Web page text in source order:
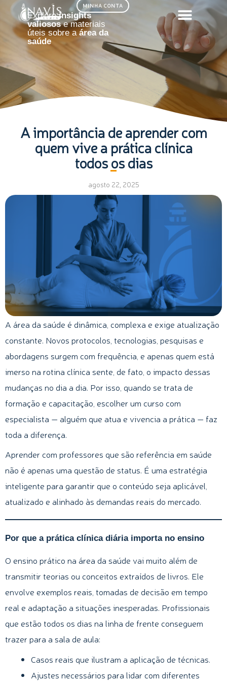
para
conteúdo
MINHA CONTA
Exploreinsights
valiosose materiais
úteis sobre aárea da
saúde
A importância de aprender com
quem vive a prática clínica
todos os dias
agosto 22, 2025
A área da saúde é dinâmica, complexa e exige atualização
constante. Novos protocolos, tecnologias, pesquisas e
abordagens surgem com frequência, e apenas quem está
imerso na rotina clínica sente, de fato, o impacto dessas
mudanças no dia a dia. Por isso, quando se trata de
formação e capacitação, escolher um curso com
especialista — alguém que atua e vivencia a prática — faz
toda a diferença.
Aprender com professores que são referência em saúde
não é apenas uma questão de status. É uma estratégia
inteligente para garantir que o conteúdo seja aplicável,
atualizado e alinhado às demandas reais do mercado.
Por que a prática clínica diária importa no ensino
O ensino prático na área da saúde vai muito além de
transmitir teorias ou conceitos extraídos de livros. Ele
envolve exemplos reais, tomadas de decisão em tempo
real e adaptação a situações inesperadas. Profissionais
que estão todos os dias na linha de frente conseguem
trazer para a sala de aula:
Casos reais que ilustram a aplicação de técnicas.
Ajustes necessários para lidar com diferentes